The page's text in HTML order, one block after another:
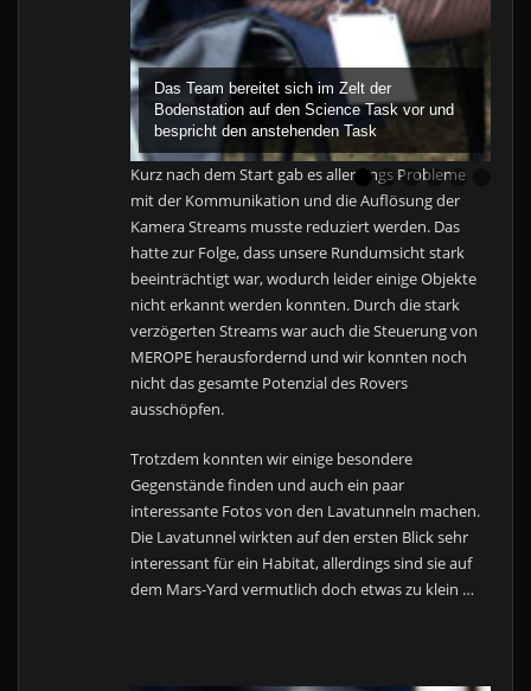
Das Team bereitet sich im Zelt der
Bodenstation auf den Science Task vor und
bespricht den anstehenden Task
Kurz nach dem Start gab es allerdings Probleme
mit der Kommunikation und die Auflösung der
Kamera Streams musste reduziert werden. Das
hatte zur Folge, dass unsere Rundumsicht stark
beeinträchtigt war, wodurch leider einige Objekte
nicht erkannt werden konnten. Durch die stark
verzögerten Streams war auch die Steuerung von
MEROPE herausfordernd und wir konnten noch
nicht das gesamte Potenzial des Rovers
ausschöpfen.
Trotzdem konnten wir einige besondere
Gegenstände finden und auch ein paar
interessante Fotos von den Lavatunneln machen.
Die Lavatunnel wirkten auf den ersten Blick sehr
interessant für ein Habitat, allerdings sind sie auf
dem Mars-Yard vermutlich doch etwas zu klein …